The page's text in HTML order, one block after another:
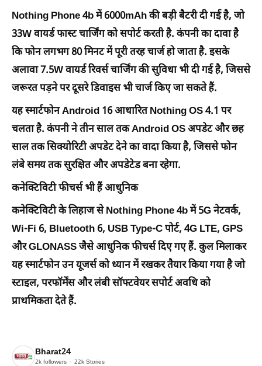
Nothing Phone 4b में 6000mAh की बड़ी बैटरी दी गई है, जो
33W वायर्ड फास्ट चार्जिंग को सपोर्ट करती है. कंपनी का दावा है
कि फोन लगभग 80 मिनट में पूरी तरह चार्ज हो जाता है. इसके
अलावा 7.5W वायर्ड रिवर्स चार्जिंग की सुविधा भी दी गई है, जिससे
जरूरत पड़ने पर दूसरे डिवाइस भी चार्ज किए जा सकते हैं.
यह स्मार्टफोन Android 16 आधारित Nothing OS 4.1 पर
चलता है. कंपनी ने तीन साल तक Android OS अपडेट और छह
साल तक सिक्योरिटी अपडेट देने का वादा किया है, जिससे फोन
लंबे समय तक सुरक्षित और अपडेटेड बना रहेगा.
कनेक्टिविटी फीचर्स भी हैं आधुनिक
कनेक्टिविटी के लिहाज से Nothing Phone 4b में 5G नेटवर्क,
Wi-Fi 6, Bluetooth 6, USB Type-C पोर्ट, 4G LTE, GPS
और GLONASS जैसे आधुनिक फीचर्स दिए गए हैं. कुल मिलाकर
यह स्मार्टफोन उन यूजर्स को ध्यान में रखकर तैयार किया गया है जो
स्टाइल, परफॉर्मेंस और लंबी सॉफ्टवेयर सपोर्ट अवधि को
प्राथमिकता देते हैं.
Bharat24
2k followers 22k Stories